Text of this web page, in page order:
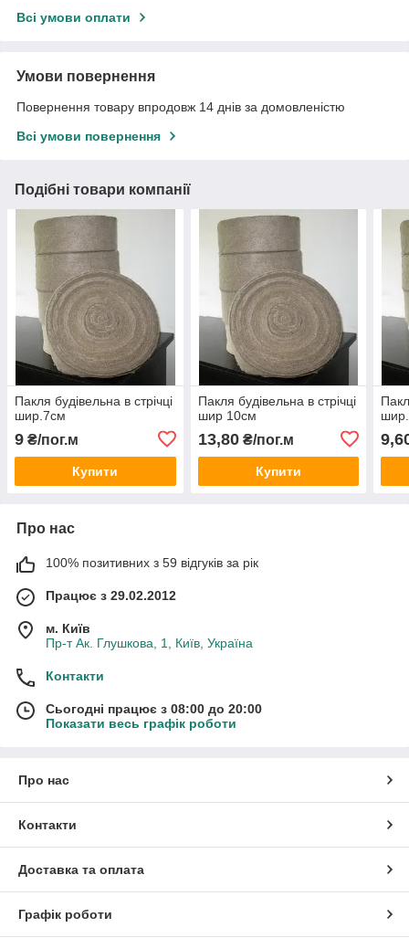
Всі умови оплати
Умови повернення
Повернення товару впродовж 14 днів за домовленістю
Всі умови повернення
Подібні товари компанії
Пакля будівельна в стрічці
шир.7см
9 ₴/пог.м
Купити
Пакля будівельна в стрічці
шир 10см
13,80₴/пог.м
Купити
Про нас
100% позитивних з 59 відгуків за рік
Працює з 29.02.2012
м. Київ
Пр-т Ак. Глушкова, 1, Київ, Україна
Контакти
Сьогодні працює з 08:00 до 20:00
Показати весь графік роботи
Про нас
Контакти
Доставка та оплата
Графік роботи